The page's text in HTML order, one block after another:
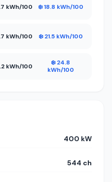
400 kW
544 ch
kWh/100 ❄️ 18.8 kWh/100
kWh/100 ❄️ 21.5 kWh/100
kWh/100
❄️ 24.8
kWh/100